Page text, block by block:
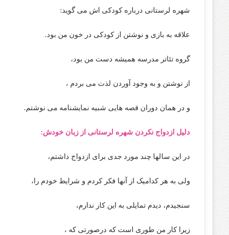
شهره لرستانی درباره کودکی اش می گوید:
علاقه به بازی و نوشتن از کودکی در خون من بود.
گروه تئاتر مدرسه همیشه دست من بود،
از نوشتن و به وجود آوردن لذت می بردم ،
و در همان دوران قصه هایی شبیه نمایشنامه می نوشتم.
دلیل ازدواج نکردن شهره لرستانی از زبان خودش:
در این سالها چند مورد جدی برای ازدواج داشتم،
ولی به هر کدامیک از آنها فکر کردم و شرایط خودم را،
سنجیدم، دیدم تمایلی به این کار ندارم،
زیرا کار من طوری است که درصورتی که ،